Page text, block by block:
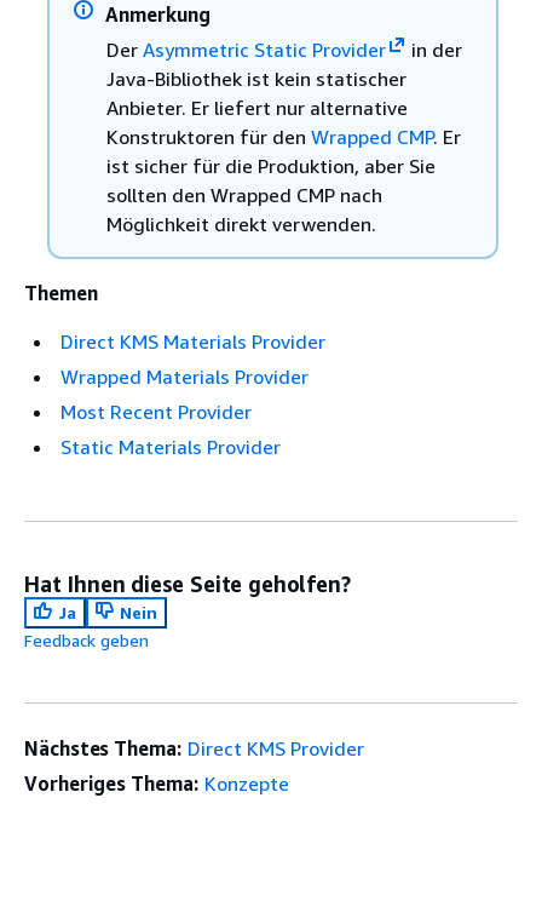
Anmerkung
Der Asymmetric Static Provider
in der
Java-Bibliothek ist kein statischer
Anbieter. Er liefert nur alternative
Konstruktoren für den Wrapped CMP. Er
ist sicher für die Produktion, aber Sie
sollten den Wrapped CMP nach
Möglichkeit direkt verwenden.
Themen
Direct KMS Materials Provider
Wrapped Materials Provider
Most Recent Provider
Static Materials Provider
Hat Ihnen diese Seite geholfen?
Ja
Nein
Feedback geben
Nächstes Thema: Direct KMS Provider
Vorheriges Thema: Konzepte